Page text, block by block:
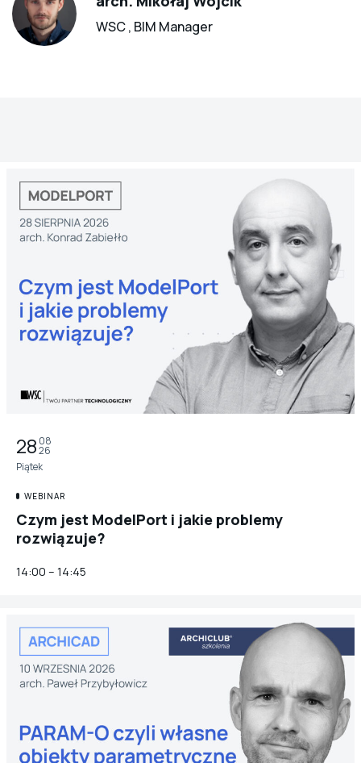
WSC , BIM Manager
28 08
26
Piątek
WEBINAR
Czym jest ModelPort i jakie problemy
rozwiązuje?
14:00 – 14:45